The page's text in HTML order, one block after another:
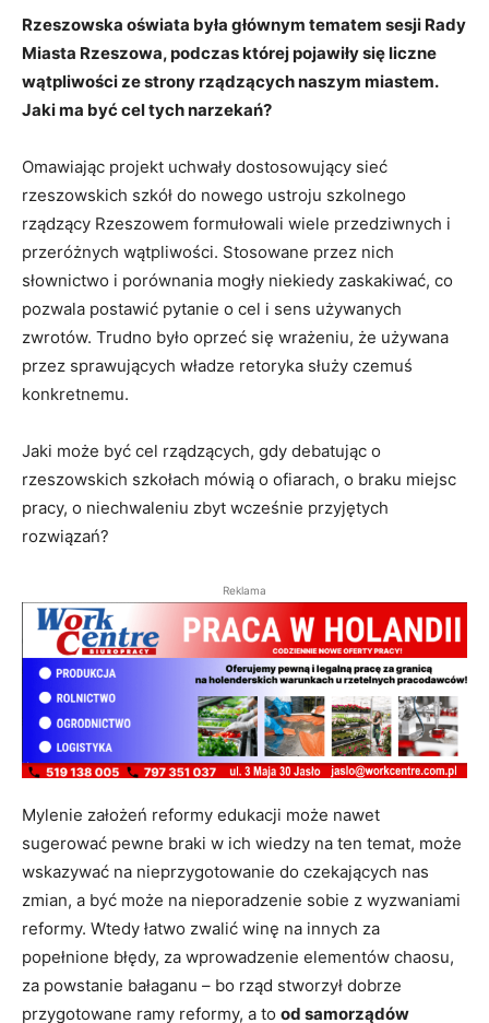
Rzeszowska oświata była głównym tematem sesji Rady
Miasta Rzeszowa, podczas której pojawiły się liczne
wątpliwości ze strony rządzących naszym miastem.
Jaki ma być cel tych narzekań?
Omawiając projekt uchwały dostosowujący sieć
rzeszowskich szkół do nowego ustroju szkolnego
rządzący Rzeszowem formułowali wiele przedziwnych i
przeróżnych wątpliwości. Stosowane przez nich
słownictwo i porównania mogły niekiedy zaskakiwać, co
pozwala postawić pytanie o cel i sens używanych
zwrotów. Trudno było oprzeć się wrażeniu, że używana
przez sprawujących władze retoryka służy czemuś
konkretnemu.
Jaki może być cel rządzących, gdy debatując o
rzeszowskich szkołach mówią o ofiarach, o braku miejsc
pracy, o niechwaleniu zbyt wcześnie przyjętych
rozwiązań?
Reklama
Mylenie założeń reformy edukacji może nawet
sugerować pewne braki w ich wiedzy na ten temat, może
wskazywać na nieprzygotowanie do czekających nas
zmian, a być może na nieporadzenie sobie z wyzwaniami
reformy. Wtedy łatwo zwalić winę na innych za
popełnione błędy, za wprowadzenie elementów chaosu,
za powstanie bałaganu – bo rząd stworzył dobrze
przygotowane ramy reformy, a to od samorządów